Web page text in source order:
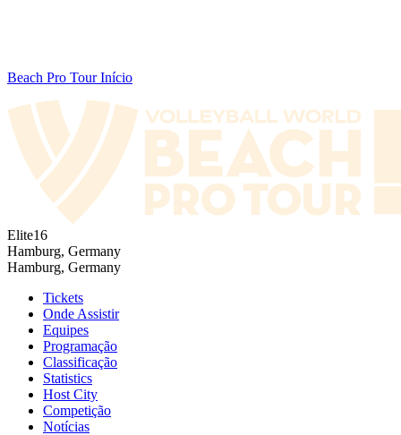
Beach Pro Tour Início
Elite16
Hamburg, Germany
Hamburg, Germany
Tickets
Onde Assistir
Equipes
Programação
Classificação
Statistics
Host City
Competição
Notícias